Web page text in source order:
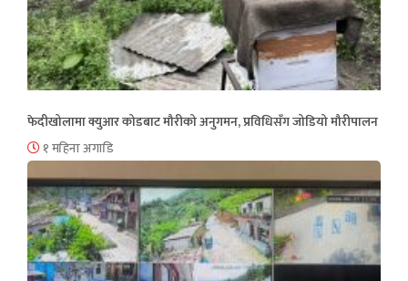
फेदीखोलामा क्युआर कोडबाट मौरीको अनुगमन, प्रविधिसँग जोडियो मौरीपालन
१ महिना अगाडि